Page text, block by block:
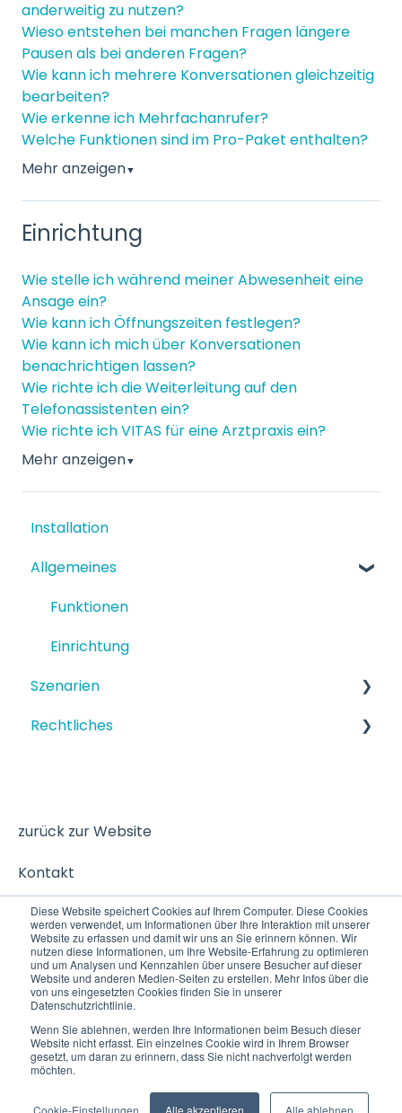
Diese Website speichert Cookies auf Ihrem Computer. Diese Cookies
werden verwendet, um Informationen über Ihre Interaktion mit unserer
Website zu erfassen und damit wir uns an Sie erinnern können. Wir
nutzen diese Informationen, um Ihre Website-Erfahrung zu optimieren
und um Analysen und Kennzahlen über unsere Besucher auf dieser
Website und anderen Medien-Seiten zu erstellen. Mehr Infos über die
von uns eingesetzten Cookies finden Sie in unserer
Datenschutzrichtlinie.
Wenn Sie ablehnen, werden Ihre Informationen beim Besuch dieser
Website nicht erfasst. Ein einzelnes Cookie wird in Ihrem Browser
gesetzt, um daran zu erinnern, dass Sie nicht nachverfolgt werden
möchten.
Cookie-Einstellungen Alle akzeptieren Alle ablehnen
anderweitig zu nutzen?
Wieso entstehen bei manchen Fragen längere
Pausen als bei anderen Fragen?
Wie kann ich mehrere Konversationen gleichzeitig
bearbeiten?
Wie erkenne ich Mehrfachanrufer?
Welche Funktionen sind im Pro-Paket enthalten?
Mehr anzeigen▼
Einrichtung
Wie stelle ich während meiner Abwesenheit eine
Ansage ein?
Wie kann ich Öffnungszeiten festlegen?
Wie kann ich mich über Konversationen
benachrichtigen lassen?
Wie richte ich die Weiterleitung auf den
Telefonassistenten ein?
Wie richte ich VITAS für eine Arztpraxis ein?
Mehr anzeigen▼
Installation
Allgemeines
Funktionen
Einrichtung
Szenarien
Strukturiertes Szenario
Rechtliches
zurück zur Website
Kontakt
© 2025 VITAS
GmbH
Copyright © 2026, VITAS